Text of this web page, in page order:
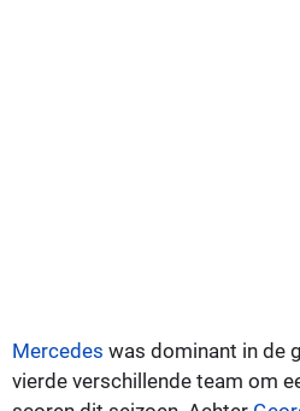
Mercedes was dominant in de
vierde verschillende team om